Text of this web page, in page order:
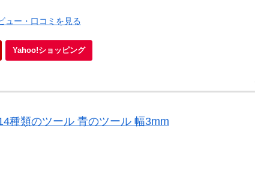
ュー・口コミを見る
Yahoo!ショッピング
種類のツール 青のツール 幅3mm